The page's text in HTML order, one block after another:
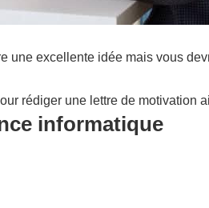
une excellente idée mais vous
rédiger une lettre de motivation
informatique